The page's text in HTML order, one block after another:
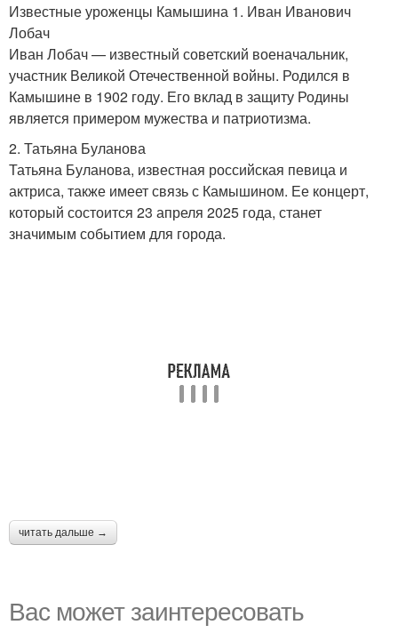
Известные уроженцы Камышина 1. Иван Иванович
Лобач
Иван Лобач — известный советский военачальник,
участник Великой Отечественной войны. Родился в
Камышине в 1902 году. Его вклад в защиту Родины
является примером мужества и патриотизма.
2. Татьяна Буланова
Татьяна Буланова, известная российская певица и
актриса, также имеет связь с Камышином. Ее концерт,
который состоится 23 апреля 2025 года, станет
значимым событием для города.
читать дальше →
Вас может заинтересовать